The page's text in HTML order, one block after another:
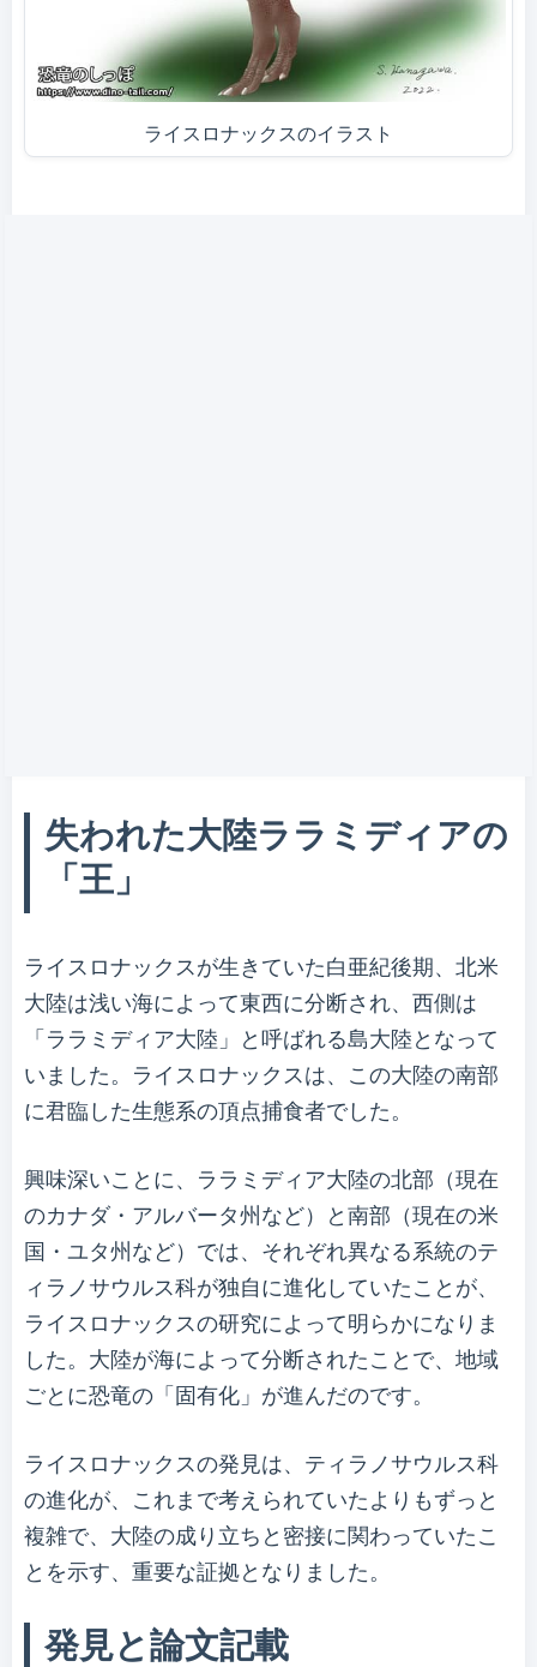
ライスロナックスのイラスト
失われた大陸ララミディアの
「王」
ライスロナックスが生きていた白亜紀後期、北米
大陸は浅い海によって東西に分断され、西側は
「ララミディア大陸」と呼ばれる島大陸となって
いました。ライスロナックスは、この大陸の南部
に君臨した生態系の頂点捕食者でした。
興味深いことに、ララミディア大陸の北部（現在
のカナダ・アルバータ州など）と南部（現在の米
国・ユタ州など）では、それぞれ異なる系統のテ
ィラノサウルス科が独自に進化していたことが、
ライスロナックスの研究によって明らかになりま
した。大陸が海によって分断されたことで、地域
ごとに恐竜の「固有化」が進んだのです。
ライスロナックスの発見は、ティラノサウルス科
の進化が、これまで考えられていたよりもずっと
複雑で、大陸の成り立ちと密接に関わっていたこ
とを示す、重要な証拠となりました。
発見と論文記載